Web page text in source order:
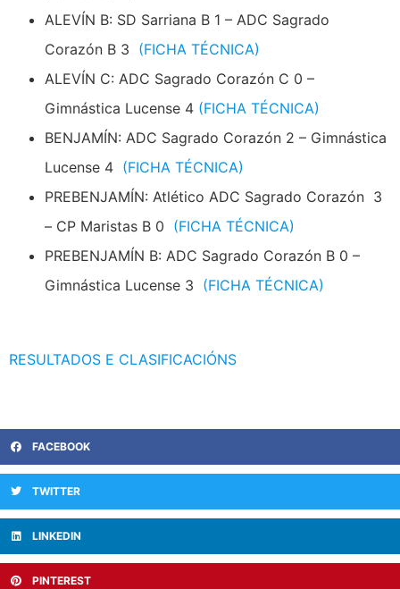
ALEVÍN B: SD Sarriana B 1 – ADC Sagrado
Corazón B 3 (FICHA TÉCNICA)
ALEVÍN C: ADC Sagrado Corazón C 0 –
Gimnástica Lucense 4 (FICHA TÉCNICA)
BENJAMÍN: ADC Sagrado Corazón 2 – Gimnástica
Lucense 4 (FICHA TÉCNICA)
PREBENJAMÍN: Atlético ADC Sagrado Corazón 3
– CP Maristas B 0 (FICHA TÉCNICA)
PREBENJAMÍN B: ADC Sagrado Corazón B 0 –
Gimnástica Lucense 3 (FICHA TÉCNICA)
RESULTADOS E CLASIFICACIÓNS
FACEBOOK
TWITTER
LINKEDIN
PINTEREST